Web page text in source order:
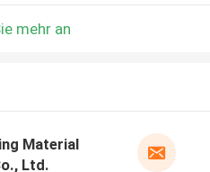
mehr an
Material
Ltd.